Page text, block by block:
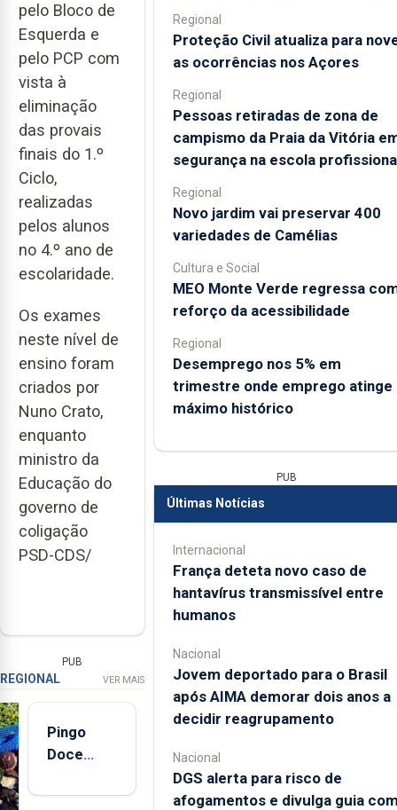
pelo Bloco de
Esquerda e
pelo PCP com
vista à
eliminação
das provais
finais do 1.º
Ciclo,
realizadas
pelos alunos
no 4.º ano de
escolaridade.
Os exames
neste nível de
ensino foram
criados por
Nuno Crato,
enquanto
ministro da
Educação do
governo de
coligação
PSD-CDS/
PUB
REGIONAL VER MAIS
Pingo
Doce
quinta-
Regional
Proteção Civil atualiza para
as ocorrências nos Açores
Regional
Pessoas retiradas de zona de
campismo da Praia da Vitória
segurança na escola
Regional
Novo jardim vai preservar 400
variedades de Camélias
Cultura e Social
MEO Monte Verde regressa
reforço da acessibilidade
Regional
Desemprego nos 5% em
trimestre onde emprego atinge
máximo histórico
PUB
Últimas Notícias
Internacional
França deteta novo caso de
hantavírus transmissível entre
humanos
Nacional
Jovem deportado para o Brasil
após AIMA demorar dois anos a
decidir reagrupamento
Nacional
DGS alerta para risco de
afogamentos e divulga guia